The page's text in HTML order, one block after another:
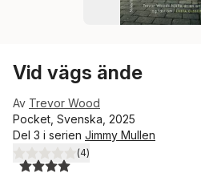
Vid vägs ände
Av Trevor Wood
Pocket, Svenska, 2025
Del 3 i serien Jimmy Mullen
4,0utav 5 stjärnor. Totalt antal röster:
(4)